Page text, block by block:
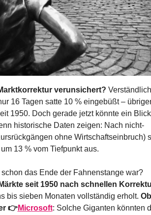
verunsichert?
16 Tagen satte 10 % eingebüßt –
1950. Doch gerade jetzt könnte ein Blick
historische Daten zeigen: Nach nicht-
ohne Wirtschaftseinbruch)
13 % vom Tiefpunkt aus.
🔍 Fragst Du Dich, ob das schon das Ende der Fahnenstange war?
seit 1950 nach schnellen
bis sieben Monaten vollständig erholt.
👉Microsoft: Solche Giganten könnten